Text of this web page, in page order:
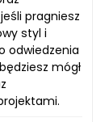
pragniesz
styl i
odwiedzenia
mógł